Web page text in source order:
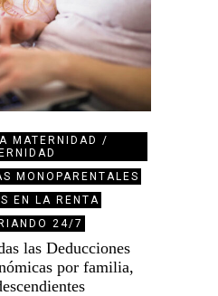
MATERNIDAD /
MONOPARENTALES
EN LA RENTA
24/7
las Deducciones
por familia,